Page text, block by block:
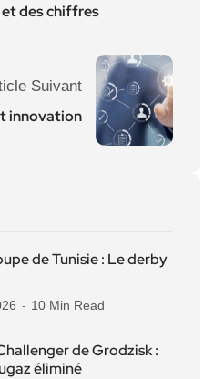
des chiffres
Suivant
innovation
de Tunisie : Le derby
10 Min Read
de Grodzisk :
éliminé